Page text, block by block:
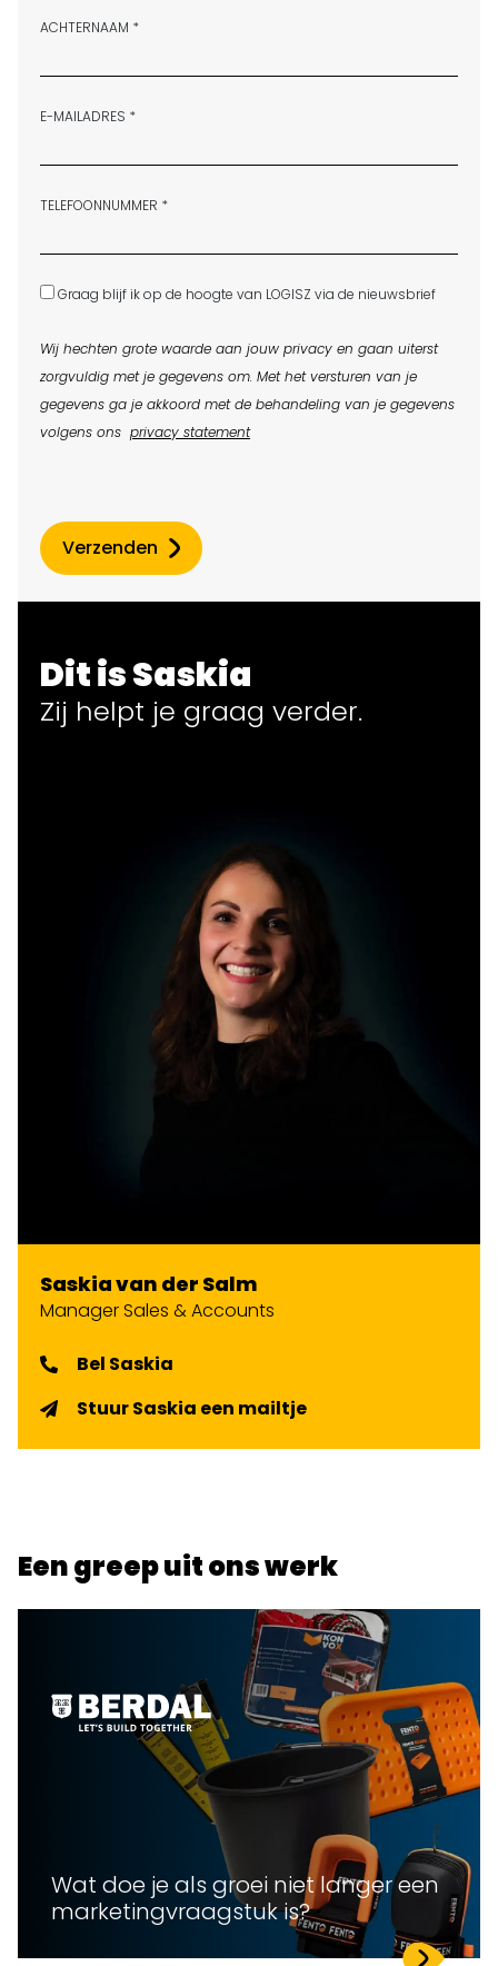
ACHTERNAAM *
E-MAILADRES *
TELEFOONNUMMER *
Graag blijf ik op de hoogte van LOGISZ via de nieuwsbrief
Wij hechten grote waarde aan jouw privacy en gaan uiterst
zorgvuldig met je gegevens om. Met het versturen van je
gegevens ga je akkoord met de behandeling van je gegevens
volgens ons privacy statement
Verzenden
Dit is Saskia
Zij helpt je graag verder.
Saskia van der Salm
Manager Sales & Accounts
Bel Saskia
Stuur Saskia een mailtje
Een greep uit ons werk
Wat doe je als groei niet langer een
marketingvraagstuk is?